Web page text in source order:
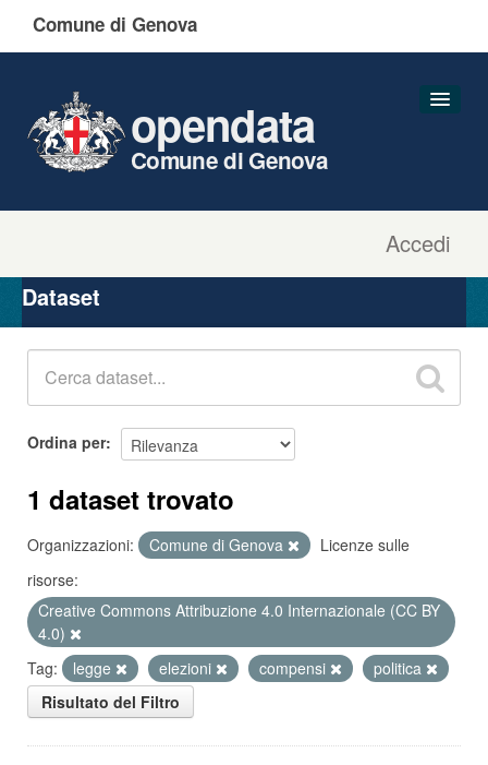
Comune di Genova
Accedi
opendata
Comune di Genova
Organizzazioni
Gruppi
Dataset
Ordina per
1 dataset trovato
Organizzazioni: Comune di Genova
Licenze sulle
risorse:
Creative Commons Attribuzione 4.0 Internazionale (CC BY
4.0)
Tag:
legge elezioni compensi
politica
Risultato del Filtro